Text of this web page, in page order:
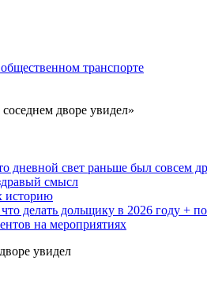
транспорте
дворе увидел»
дневной свет раньше был совсем
смысл
историю
делать дольщику в 2026 году +
на мероприятиях
увидел